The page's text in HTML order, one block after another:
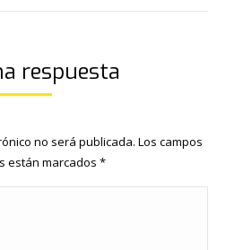
respuesta
no será publicada. Los campos
están marcados *